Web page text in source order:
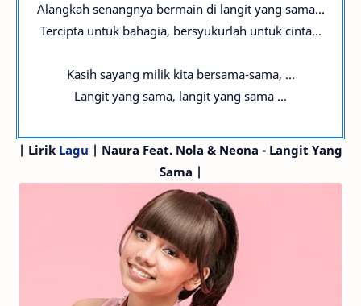
Alangkah senangnya bermain di langit yang sama...
Tercipta untuk bahagia, bersyukurlah untuk cinta...
Kasih sayang milik kita bersama-sama, ...
Langit yang sama, langit yang sama ...
| Lirik Lagu | Naura Feat. Nola & Neona - Langit Yang
Sama |